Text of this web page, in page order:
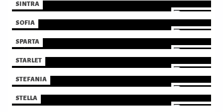
SINTRA
SOFIA
SPARTA
STARLET
STEFANIA
STELLA